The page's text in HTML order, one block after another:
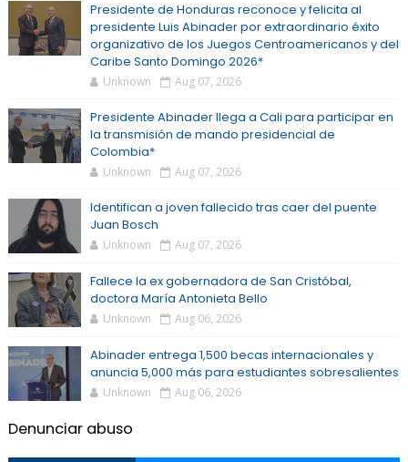
Presidente de Honduras reconoce y felicita al
presidente Luis Abinader por extraordinario éxito
organizativo de los Juegos Centroamericanos y del
Caribe Santo Domingo 2026*
Unknown Aug 07, 2026
Presidente Abinader llega a Cali para participar en
la transmisión de mando presidencial de
Colombia*
Unknown Aug 07, 2026
Identifican a joven fallecido tras caer del puente
Juan Bosch
Unknown Aug 07, 2026
Fallece la ex gobernadora de San Cristóbal,
doctora María Antonieta Bello
Unknown Aug 06, 2026
Abinader entrega 1,500 becas internacionales y
anuncia 5,000 más para estudiantes sobresalientes
Unknown Aug 06, 2026
Denunciar abuso